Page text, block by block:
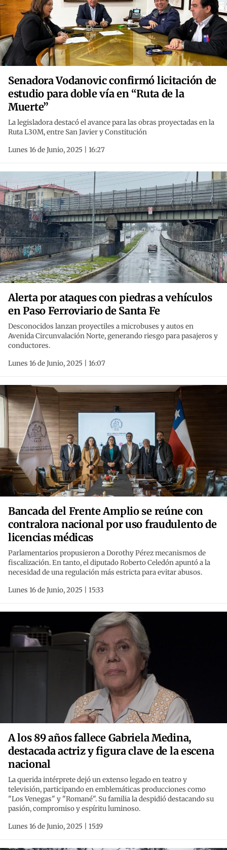
Senadora Vodanovic confirmó licitación de
estudio para doble vía en “Ruta de la
Muerte”
La legisladora destacó el avance para las obras proyectadas en la
Ruta L30M, entre San Javier y Constitución
Lunes 16 de Junio, 2025 | 16:27
Alerta por ataques con piedras a vehículos
en Paso Ferroviario de Santa Fe
Desconocidos lanzan proyectiles a microbuses y autos en
Avenida Circunvalación Norte, generando riesgo para pasajeros y
conductores.
Lunes 16 de Junio, 2025 | 16:07
Bancada del Frente Amplio se reúne con
contralora nacional por uso fraudulento de
licencias médicas
Parlamentarios propusieron a Dorothy Pérez mecanismos de
fiscalización. En tanto, el diputado Roberto Celedón apuntó a la
necesidad de una regulación más estricta para evitar abusos.
Lunes 16 de Junio, 2025 | 15:33
A los 89 años fallece Gabriela Medina,
destacada actriz y figura clave de la escena
nacional
La querida intérprete dejó un extenso legado en teatro y
televisión, participando en emblemáticas producciones como
"Los Venegas" y "Romané". Su familia la despidió destacando su
pasión, compromiso y espíritu luminoso.
Lunes 16 de Junio, 2025 | 15:19